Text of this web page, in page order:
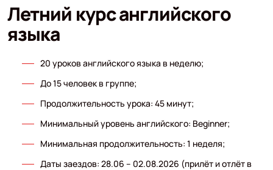
Летний курс английского
языка
20 уроков английского языка в неделю;
До 15 человек в группе;
Продолжительность урока: 45 минут;
Минимальный уровень английского: Beginner;
Минимальная продолжительность: 1 неделя;
Даты заездов: 28.06 – 02.08.2026 (прилёт и отлёт в